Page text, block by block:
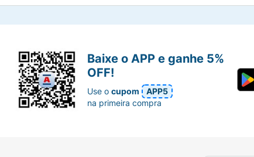
Baixe o APP e ganhe 5%
OFF!
Use ocupom
APP5
na primeira compra